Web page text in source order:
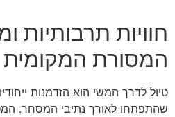
חוויות תרבותיות
המסורת המקומית
טיול לדרך המשי הוא הזדמנות
שהתפתחו לאורך נתיבי המסחר.